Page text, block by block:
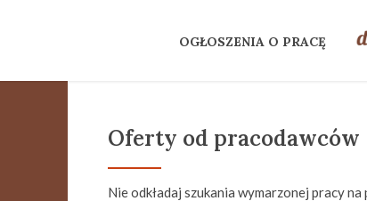
OGŁOSZENIA O PRACĘ
Oferty od pracodawców
Nie odkładaj szukania wymarzonej pracy